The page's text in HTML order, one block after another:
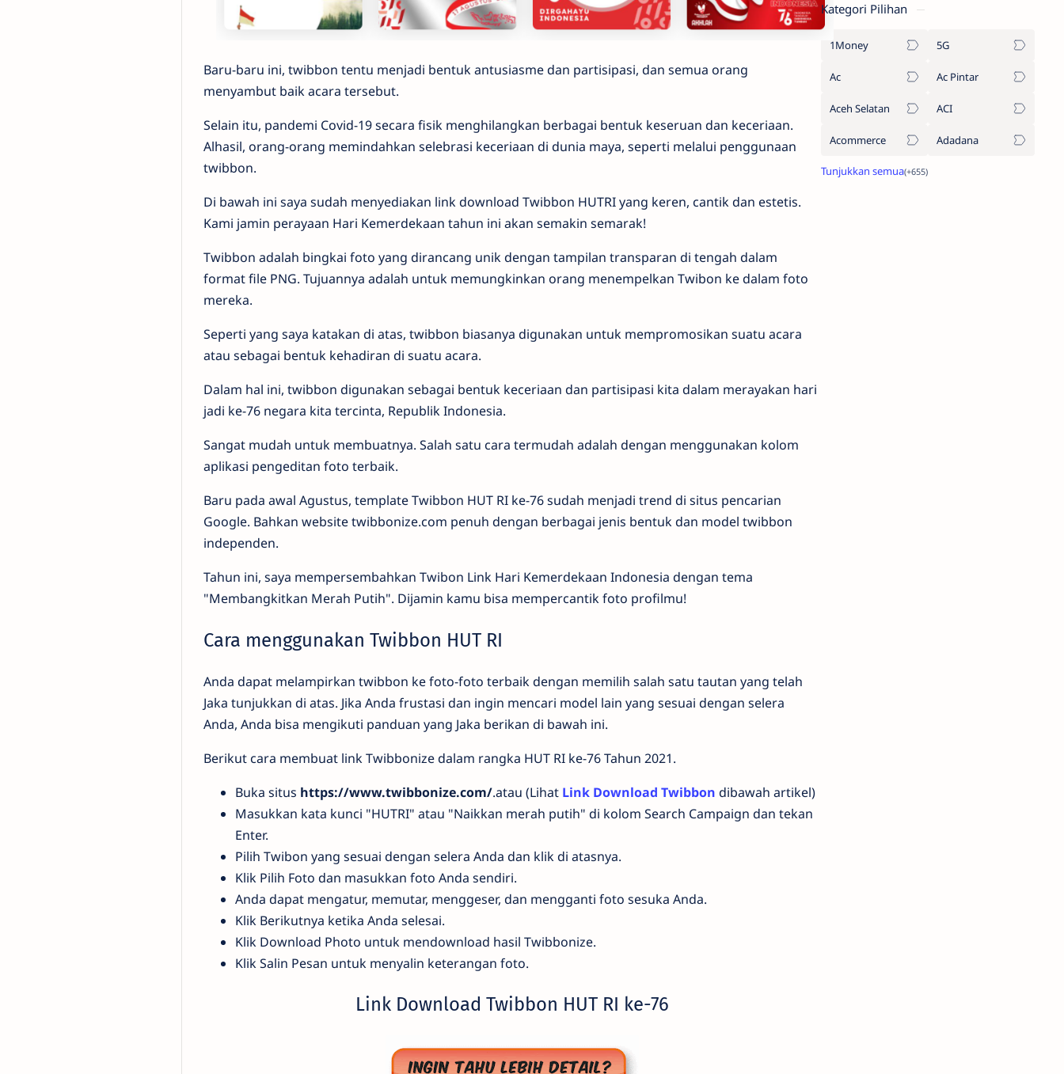
Baru-baru ini, twibbon tentu menjadi bentuk antusiasme dan partisipasi, dan semua orang
menyambut baik acara tersebut.
Selain itu, pandemi Covid-19 secara fisik menghilangkan berbagai bentuk keseruan dan keceriaan.
Alhasil, orang-orang memindahkan selebrasi keceriaan di dunia maya, seperti melalui penggunaan
twibbon.
Di bawah ini saya sudah menyediakan link download Twibbon HUTRI yang keren, cantik dan estetis.
Kami jamin perayaan Hari Kemerdekaan tahun ini akan semakin semarak!
Twibbon adalah bingkai foto yang dirancang unik dengan tampilan transparan di tengah dalam
format file PNG. Tujuannya adalah untuk memungkinkan orang menempelkan Twibon ke dalam foto
mereka.
Seperti yang saya katakan di atas, twibbon biasanya digunakan untuk mempromosikan suatu acara
atau sebagai bentuk kehadiran di suatu acara.
Dalam hal ini, twibbon digunakan sebagai bentuk keceriaan dan partisipasi kita dalam merayakan hari
jadi ke-76 negara kita tercinta, Republik Indonesia.
Sangat mudah untuk membuatnya. Salah satu cara termudah adalah dengan menggunakan kolom
aplikasi pengeditan foto terbaik.
Baru pada awal Agustus, template Twibbon HUT RI ke-76 sudah menjadi trend di situs pencarian
Google. Bahkan website twibbonize.com penuh dengan berbagai jenis bentuk dan model twibbon
independen.
Tahun ini, saya mempersembahkan Twibon Link Hari Kemerdekaan Indonesia dengan tema
"Membangkitkan Merah Putih". Dijamin kamu bisa mempercantik foto profilmu!
Cara menggunakan Twibbon HUT RI
Anda dapat melampirkan twibbon ke foto-foto terbaik dengan memilih salah satu tautan yang telah
Jaka tunjukkan di atas. Jika Anda frustasi dan ingin mencari model lain yang sesuai dengan selera
Anda, Anda bisa mengikuti panduan yang Jaka berikan di bawah ini.
Berikut cara membuat link Twibbonize dalam rangka HUT RI ke-76 Tahun 2021.
Buka situs https://www.twibbonize.com/.atau (Lihat Link Download Twibbon dibawah artikel)
Masukkan kata kunci "HUTRI" atau "Naikkan merah putih" di kolom Search Campaign dan tekan
Enter.
Pilih Twibon yang sesuai dengan selera Anda dan klik di atasnya.
Klik Pilih Foto dan masukkan foto Anda sendiri.
Anda dapat mengatur, memutar, menggeser, dan mengganti foto sesuka Anda.
Klik Berikutnya ketika Anda selesai.
Klik Download Photo untuk mendownload hasil Twibbonize.
Klik Salin Pesan untuk menyalin keterangan foto.
Link Download Twibbon HUT RI ke-76
Kategori Pilihan
1Money 5G
Ac Ac Pintar
Aceh Selatan ACI
Acommerce Adadana